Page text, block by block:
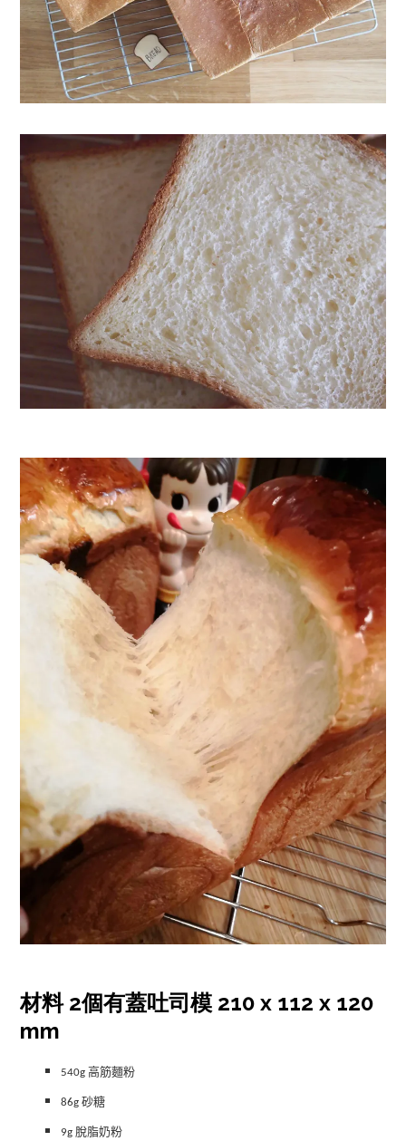
材料 2個有蓋吐司模 210 x 112 x 120
mm
540g 高筋麵粉
86g砂糖
9g脫脂奶粉